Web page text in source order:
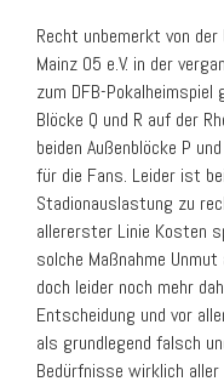
Recht unbemerkt von
Mainz 05 e.V. in der
zum DFB-
Blöcke Q und R auf der
beiden Außenblöcke P
für die Fans. Leider ist
Stadionauslastung zu
allererster Linie Kosten
solche Maßnahme
doch leider noch mehr
Entscheidung und vor
als grundlegend falsch
Bedürfnisse wirklich